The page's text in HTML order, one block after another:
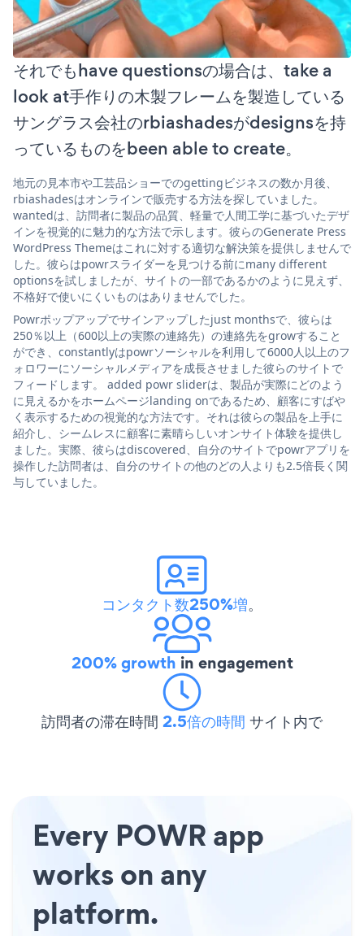
それでもhave questionsの場合は、take a
look at手作りの木製フレームを製造している
サングラス会社のrbiashadesがdesignsを持
っているものをbeen able to create。
地元の見本市や工芸品ショーでのgettingビジネスの数か月後、
rbiashadesはオンラインで販売する方法を探していました。
wantedは、訪問者に製品の品質、軽量で人間工学に基づいたデザ
インを視覚的に魅力的な方法で示します。彼らのGenerate Press
WordPress Themeはこれに対する適切な解決策を提供しませんで
した。彼らはpowrスライダーを見つける前にmany different
optionsを試しましたが、サイトの一部であるかのように見えず、
不格好で使いにくいものはありませんでした。
Powrポップアップでサインアップしたjust monthsで、彼らは
250％以上（600以上の実際の連絡先）の連絡先をgrowすること
ができ、constantlyはpowrソーシャルを利用して6000人以上のフ
ォロワーにソーシャルメディアを成長させました彼らのサイトで
フィードします。 added powr sliderは、製品が実際にどのよう
に見えるかをホームページlanding onであるため、顧客にすばや
く表示するための視覚的な方法です。それは彼らの製品を上手に
紹介し、シームレスに顧客に素晴らしいオンサイト体験を提供し
ました。実際、彼らはdiscovered、自分のサイトでpowrアプリを
操作した訪問者は、自分のサイトの他のどの人よりも2.5倍長く関
与していました。
コンタクト数250%増。
200% growth in engagement
訪問者の滞在時間 2.5倍の時間 サイト内で
Every POWR app
works on any
platform.